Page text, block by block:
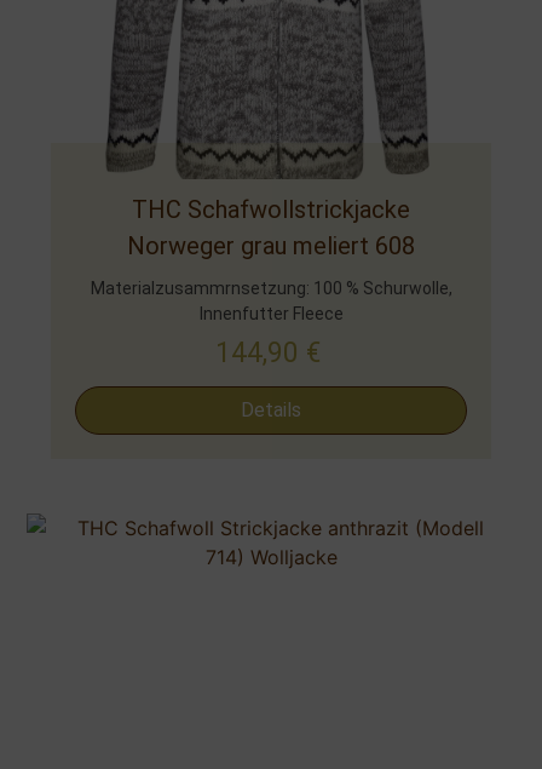
THC Schafwollstrickjacke
Norweger grau meliert 608
Materialzusammrnsetzung: 100 % Schurwolle,
Innenfutter Fleece
144,90 €
Details